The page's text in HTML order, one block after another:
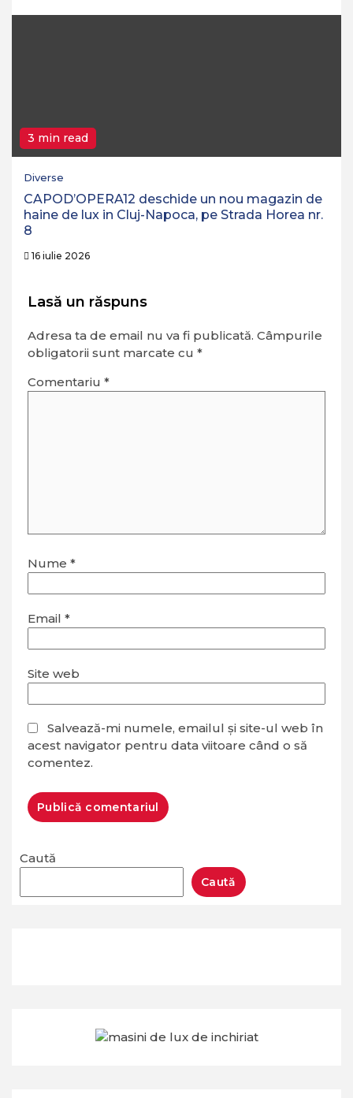
3 min read
Diverse
CAPOD’OPERA12 deschide un nou magazin de
haine de lux in Cluj-Napoca, pe Strada Horea nr.
8
16 iulie 2026
Lasă un răspuns
Adresa ta de email nu va fi publicată. Câmpurile
obligatorii sunt marcate cu *
Comentariu *
Nume *
Email *
Site web
Salvează-mi numele, emailul și site-ul web în
acest navigator pentru data viitoare când o să
comentez.
Caută
Caută